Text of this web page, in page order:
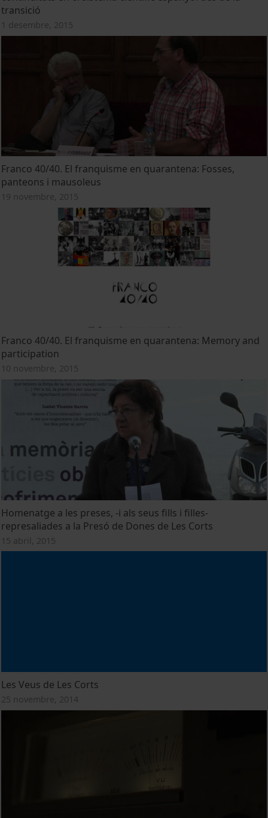
transició
1 desembre, 2015
Franco 40/40. El franquisme en quarantena: Fosses,
panteons i mausoleus
19 novembre, 2015
Franco 40/40. El franquisme en quarantena: Memory and
participation
10 novembre, 2015
Homenatge a les preses, -i als seus fills i filles-
represaliades a la Presó de Dones de Les Corts
15 abril, 2015
Les Veus de Les Corts
25 novembre, 2014